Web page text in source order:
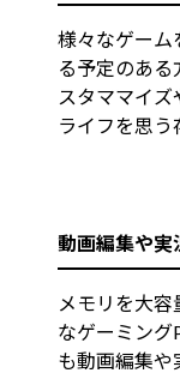
様々なゲーム
る予定のある
スタママイ
ライフを思う
動画編集や実
メモリを大
なゲーミング
も動画編集や